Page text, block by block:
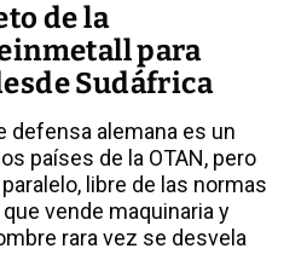
de la
para
Sudáfrica
defensa alemana es un
países de la OTAN, pero
libre de las normas
vende maquinaria y
rara vez se desvela